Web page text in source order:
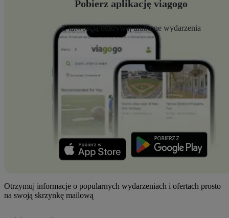
Pobierz aplikację viagogo
Z łatwością odkrywaj ulubione wydarzenia
Otrzymuj informacje o popularnych wydarzeniach i ofertach prosto
na swoją skrzynkę mailową